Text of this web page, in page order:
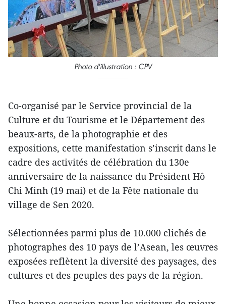
Photo d'illustration : CPV
Co-organisé par le Service provincial de la
Culture et du Tourisme et le Département des
beaux-arts, de la photographie et des
expositions, cette manifestation s’inscrit dans le
cadre des activités de célébration du 130e
anniversaire de la naissance du Président Hô
Chi Minh (19 mai) et de la Fête nationale du
village de Sen 2020.
Sélectionnées parmi plus de 10.000 clichés de
photographes des 10 pays de l’Asean, les œuvres
exposées reflètent la diversité des paysages, des
cultures et des peuples des pays de la région.